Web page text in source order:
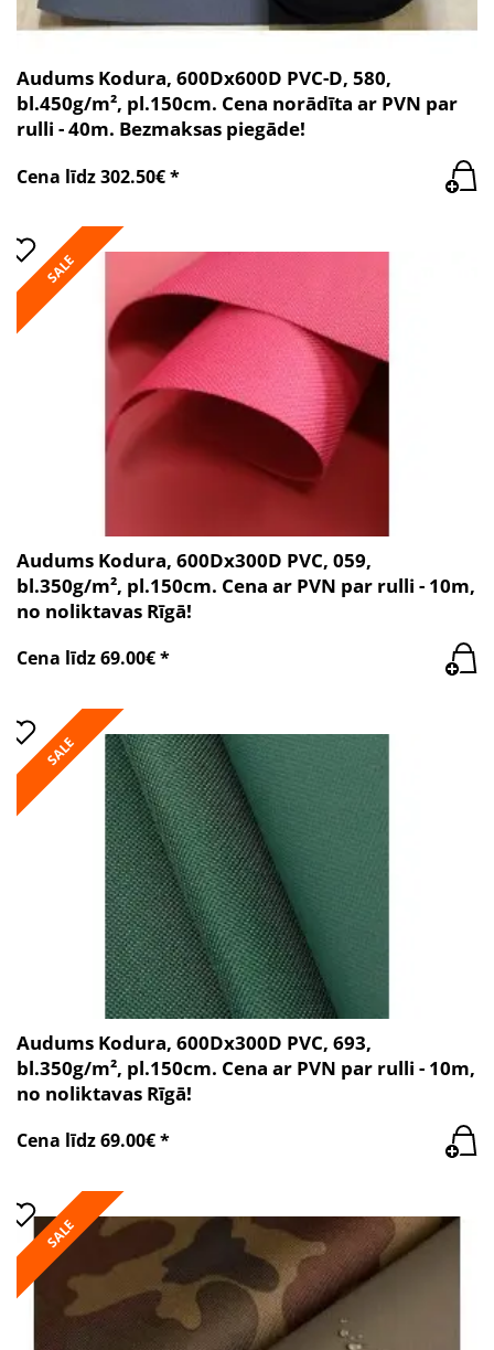
Audums Kodura, 600Dx600D PVC-D, 580,
bl.450g/m², pl.150cm. Cena norādīta ar PVN par
rulli - 40m. Bezmaksas piegāde!
Cena līdz 302.50€ *
SALE
Audums Kodura, 600Dx300D PVC, 059,
bl.350g/m², pl.150cm. Cena ar PVN par rulli - 10m,
no noliktavas Rīgā!
Cena līdz 69.00€ *
SALE
Audums Kodura, 600Dx300D PVC, 693,
bl.350g/m², pl.150cm. Cena ar PVN par rulli - 10m,
no noliktavas Rīgā!
Cena līdz 69.00€ *
SALE